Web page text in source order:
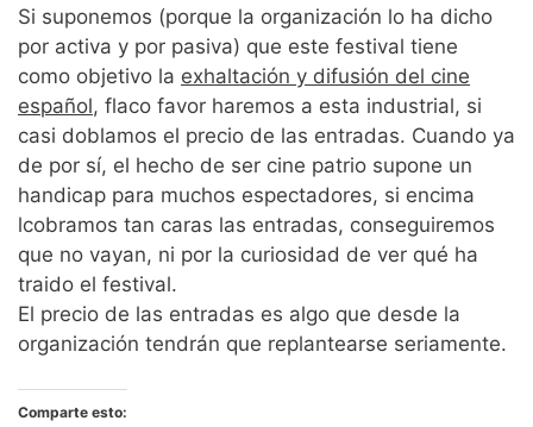
Si suponemos (porque la organización lo ha dicho
por activa y por pasiva) que este festival tiene
como objetivo la exhaltación y difusión del cine
español, flaco favor haremos a esta industrial, si
casi doblamos el precio de las entradas. Cuando ya
de por sí, el hecho de ser cine patrio supone un
handicap para muchos espectadores, si encima
lcobramos tan caras las entradas, conseguiremos
que no vayan, ni por la curiosidad de ver qué ha
traido el festival.
El precio de las entradas es algo que desde la
organización tendrán que replantearse seriamente.
Comparte esto: